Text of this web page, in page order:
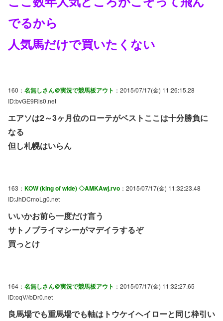
でるから
人気馬だけで買いたくない
160： 名無しさん＠実況で競馬板アウト ：2015/07/17(金) 11:26:15.28
ID:bvGE9Ris0.net
エアソは2～3ヶ月位のローテがベストここは十分勝負に
なる
但し札幌はいらん
163： KOW (king of wide) ◇AMKAwj.rvo ：2015/07/17(金) 11:32:23.48
ID:JhDCmoLg0.net
いいかお前ら一度だけ言う
サトノプライマシーがマデイラするぞ
買っとけ
164： 名無しさん＠実況で競馬板アウト ：2015/07/17(金) 11:32:27.65
ID:oqV//bDr0.net
良馬場でも重馬場でも軸はトウケイヘイローと同じ枠引い